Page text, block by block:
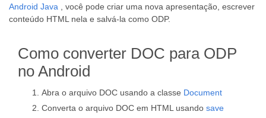
Android Java , você pode criar uma nova apresentação, escrever
conteúdo HTML nela e salvá-la como ODP.
Como converter DOC para ODP
no Android
Abra o arquivo DOC usando a classe Document
Converta o arquivo DOC em HTML usando save